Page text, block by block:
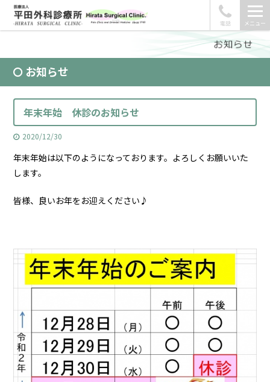
電話 メニュー
お知らせ
年末年始 休診のお知らせ
2020/12/30
年末年始は以下のようになっております。よろしくお願いいた
します。
皆様、良いお年をお迎えください♪